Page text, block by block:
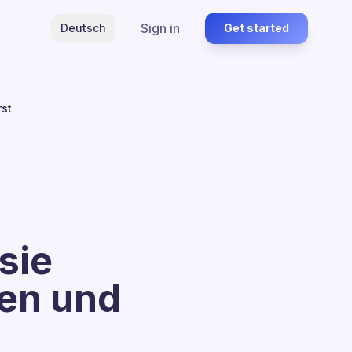
Deutsch Sign in Get started
und